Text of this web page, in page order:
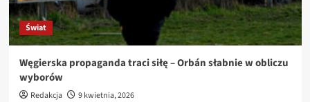
Świat
Węgierska propaganda traci siłę – Orbán słabnie w obliczu
wyborów
Redakcja 9 kwietnia, 2026